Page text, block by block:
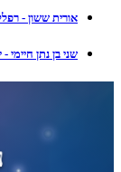
אורית ששון -
שני בן נתן חיימי